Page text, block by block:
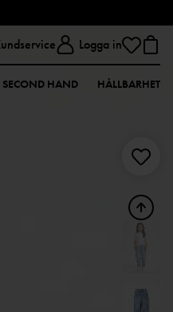
Logga in
SECOND HAND HÅLLBARHET